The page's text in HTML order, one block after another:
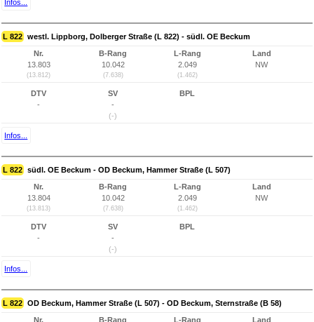
Infos...
L 822 westl. Lippborg, Dolberger Straße (L 822) - südl. OE Beckum
Nr.
13.803
(13.812)
B-Rang
10.042
(7.638)
L-Rang
2.049
(1.462)
Land
NW
DTV
-
SV
-
(-)
BPL
Infos...
L 822 südl. OE Beckum - OD Beckum, Hammer Straße (L 507)
Nr.
13.804
(13.813)
B-Rang
10.042
(7.638)
L-Rang
2.049
(1.462)
Land
NW
DTV
-
SV
-
(-)
BPL
Infos...
L 822 OD Beckum, Hammer Straße (L 507) - OD Beckum, Sternstraße (B 58)
Nr.
B-Rang
L-Rang
Land